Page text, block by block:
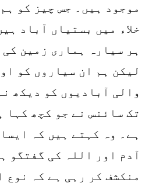
موجود ہیں۔ جس چیز کو
خلاء میں بستیاں آباد
ہر سیارہ ہماری زمین کی
لیکن ہم ان سیاروں کو
والی آبادیوں کو دیکھ
تک سائنس نے جو کچھ کہا
ہے۔ وہ کہتے ہیں کہ
آدم اور اللہ کی گفتگو
منکشف کر رہی ہے کہ نوعِ